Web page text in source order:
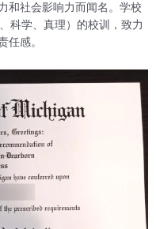
和社会影响力而闻名。学校
科学、真理）的校训，致力
任感。